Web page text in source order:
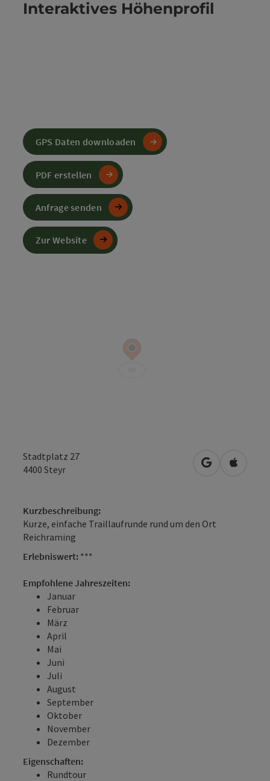
Stadtplatz 27
4400 Steyr in Google
in
Kurzbeschreibung:
Kurze, einfache Traillaufrunde rund um den Ort
Reichraming
Erlebniswert: ***
Empfohlene Jahreszeiten:
Januar
Februar
März
April
Mai
Juni
Juli
August
September
Oktober
November
Dezember
Eigenschaften:
Rundtour
Interaktives Höhenprofil
GPS Daten downloaden
PDF erstellen
Anfrage senden
Zur Website